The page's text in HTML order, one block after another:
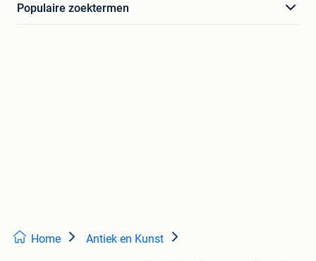
Populaire zoektermen
Home Antiek en Kunst